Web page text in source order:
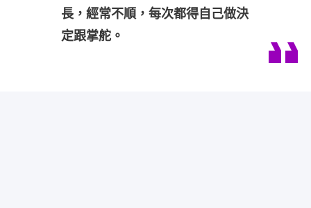
長，經常不順，每次都得自己做決
定跟掌舵。